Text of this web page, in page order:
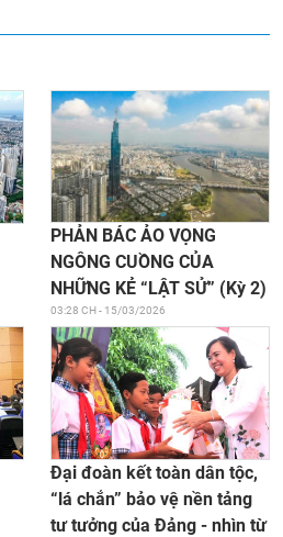
PHẢN BÁC ẢO VỌNG
NGÔNG CUỒNG CỦA
NHỮNG KẺ “LẬT SỬ” (Kỳ 2)
03:28 CH - 15/03/2026
Đại đoàn kết toàn dân tộc,
“lá chắn” bảo vệ nền tảng
tư tưởng của Đảng - nhìn từ